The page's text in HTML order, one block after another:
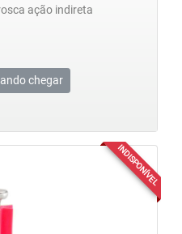
ação indireta
chegar
INDISPONÍVEL